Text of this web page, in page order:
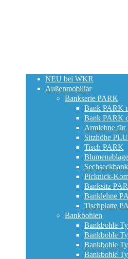
NEU bei WKR
Außenmobiliar
Bankserie PARK
Bank PARK
Bank PARK
Armlehne
Sitzhöhe
Tisch PARK
Picknick-
Banksitz
Banklehne
Tischplatte
Bankbohlen
Bankbohle
Bankbohle
Bankbohle
Bankbohle